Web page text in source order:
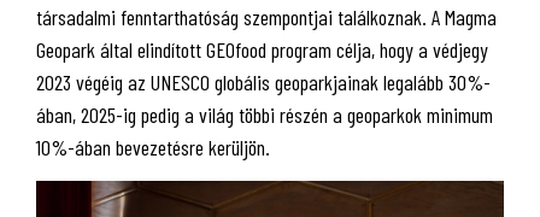
társadalmi fenntarthatóság szempontjai találkoznak. A Magma
Geopark által elindított GEOfood program célja, hogy a védjegy
2023 végéig az UNESCO globális geoparkjainak legalább 30%-
ában, 2025-ig pedig a világ többi részén a geoparkok minimum
10%-ában bevezetésre kerüljön.